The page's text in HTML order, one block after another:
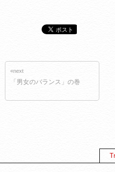
«next
「男女のバランス」の巻